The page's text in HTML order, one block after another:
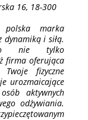
16, 18-300
marka
dynamiką i siłą.
nie tylko
firma oferująca
fizyczne
urozmaicające
aktywnych
odżywiania.